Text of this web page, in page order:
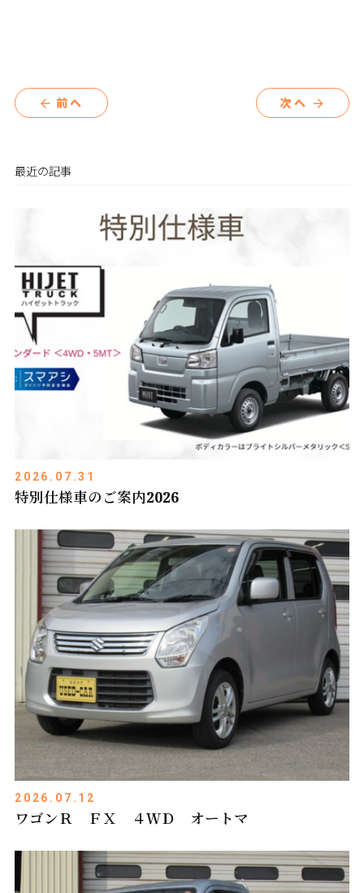
arrow_back 前へ 次へ arrow_forward
最近の記事
2026.07.31
特別仕様車のご案内2026
2026.07.12
ワゴンＲ ＦＸ ４ＷＤ オートマ